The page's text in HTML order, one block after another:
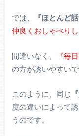
では、 『ほとんど
仲良くおしゃべりし
間違いなく、
『毎
の方が誘いやすい
このように、同じ
度の違いによって
うのです。